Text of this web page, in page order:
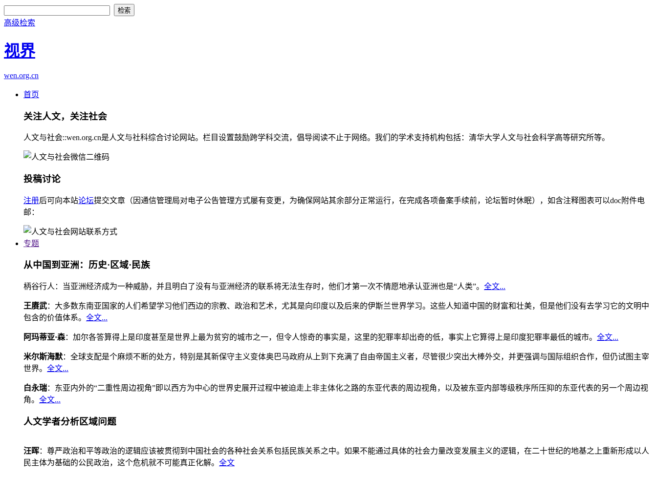
高级检索
视界
wen.org.cn
首页
关注人文，关注社会
人文与社会::wen.org.cn是人文与社科综合讨论网站。栏目设置鼓励跨学科交流，倡导阅读不止于网络。我们的学术支持机构包括：清华大学人文与社会科学高等研究所等。
投稿讨论
注册后可向本站论坛提交文章（因通信管理局对电子公告管理方式屡有变更，为确保网站其余部分正常运行，在完成各项备案手续前，论坛暂时休眠），如含注释图表可以doc附件电
邮：
专题
从中国到亚洲：历史·区域·民族
柄谷行人：当亚洲经济成为一种威胁，并且明白了没有与亚洲经济的联系将无法生存时，他们才第一次不情愿地承认亚洲也是“人类”。 全文...
王赓武：大多数东南亚国家的人们希望学习他们西边的宗教、政治和艺术，尤其是向印度以及后来的伊斯兰世界学习。这些人知道中国的财富和壮美，但是他们没有去学习它的文明中
包含的价值体系。 全文...
阿玛蒂亚·森：加尔各答算得上是印度甚至是世界上最为贫穷的城市之一，但令人惊奇的事实是，这里的犯罪率却出奇的低，事实上它算得上是印度犯罪率最低的城市。 全文...
米尔斯海默：全球支配是个麻烦不断的处方，特别是其新保守主义变体奥巴马政府从上到下充满了自由帝国主义者，尽管很少突出大棒外交，并更强调与国际组织合作，但仍试图主宰
世界。 全文...
白永瑞：东亚内外的“二重性周边视角”即以西方为中心的世界史展开过程中被迫走上非主体化之路的东亚代表的周边视角，以及被东亚内部等级秩序所压抑的东亚代表的另一个周边视
角。 全文...
人文学者分析区域问题
汪晖：尊严政治和平等政治的逻辑应该被贯彻到中国社会的各种社会关系包括民族关系之中。如果不能通过具体的社会力量改变发展主义的逻辑，在二十世纪的地基之上重新形成以人
民主体为基础的公民政治，这个危机就不可能真正化解。 全文